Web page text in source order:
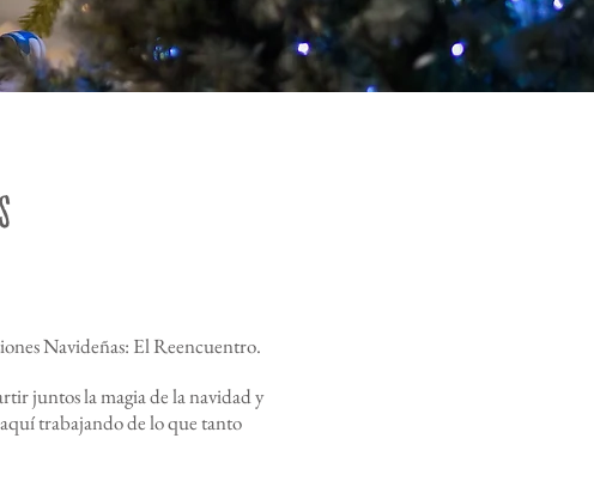
S
Navideñas: El Reencuentro.
juntos la magia de la navidad y
trabajando de lo que tanto